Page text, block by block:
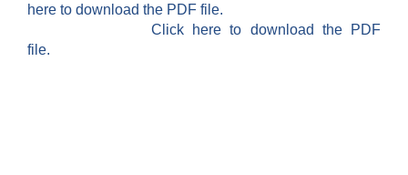
here to download the PDF file.
Click here to download the PDF
file.